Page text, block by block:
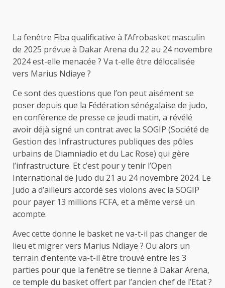
La fenêtre Fiba qualificative à l’Afrobasket masculin
de 2025 prévue à Dakar Arena du 22 au 24 novembre
2024 est-elle menacée ? Va t-elle être délocalisée
vers Marius Ndiaye ?
Ce sont des questions que l’on peut aisément se
poser depuis que la Fédération sénégalaise de judo,
en conférence de presse ce jeudi matin, a révélé
avoir déjà signé un contrat avec la SOGIP (Société de
Gestion des Infrastructures publiques des pôles
urbains de Diamniadio et du Lac Rose) qui gère
l’infrastructure. Et c’est pour y tenir l’Open
International de Judo du 21 au 24 novembre 2024. Le
Judo a d’ailleurs accordé ses violons avec la SOGIP
pour payer 13 millions FCFA, et a même versé un
acompte.
Avec cette donne le basket ne va-t-il pas changer de
lieu et migrer vers Marius Ndiaye ? Ou alors un
terrain d’entente va-t-il être trouvé entre les 3
parties pour que la fenêtre se tienne à Dakar Arena,
ce temple du basket offert par l’ancien chef de l’Etat ?